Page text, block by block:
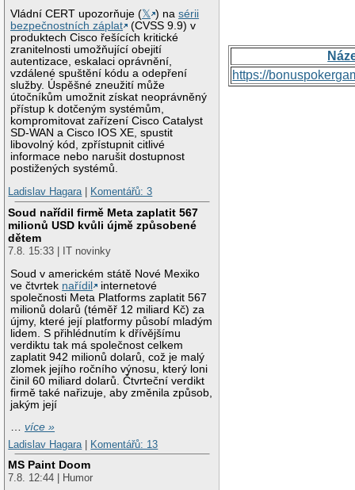
Vládní CERT upozorňuje (𝕏 ) nasérii
bezpečnostních záplat
(CVSS 9.9) v
produktech Cisco řešících kritické
zranitelnosti umožňující obejití
autentizace, eskalaci oprávnění,
vzdálené spuštění kódu a odepření
služby. Úspěšné zneužití může
útočníkům umožnit získat neoprávněný
přístup k dotčeným systémům,
kompromitovat zařízení Cisco Catalyst
SD-WAN a Cisco IOS XE, spustit
libovolný kód, zpřístupnit citlivé
informace nebo narušit dostupnost
postižených systémů.
Ladislav Hagara| Komentářů: 3
Soud nařídil firmě Meta zaplatit 567
milionů USD kvůli újmě způsobené
dětem
7.8. 15:33 | IT novinky
Soud v americkém státě Nové Mexiko
ve čtvrtek nařídil
internetové
společnosti Meta Platforms zaplatit 567
milionů dolarů (téměř 12 miliard Kč) za
újmy, které její platformy působí mladým
lidem. S přihlédnutím k dřívějšímu
verdiktu tak má společnost celkem
zaplatit 942 milionů dolarů, což je malý
zlomek jejího ročního výnosu, který loni
činil 60 miliard dolarů. Čtvrteční verdikt
firmě také nařizuje, aby změnila způsob,
jakým její
…více »
Ladislav Hagara
Komentářů: 13
MS Paint Doom
7.8. 12:44 | Humor
https://